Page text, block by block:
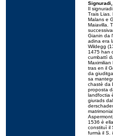
Signuradi,
Il
Trais Lias.
Malans e
Maiavilla.
Gianin da
adina era
Wildegg
1475 han
cumbattì
tras en il
da
sa
chastè da
proposta
landfoctia
giurads
1536 è
constituì il
furmà il S.